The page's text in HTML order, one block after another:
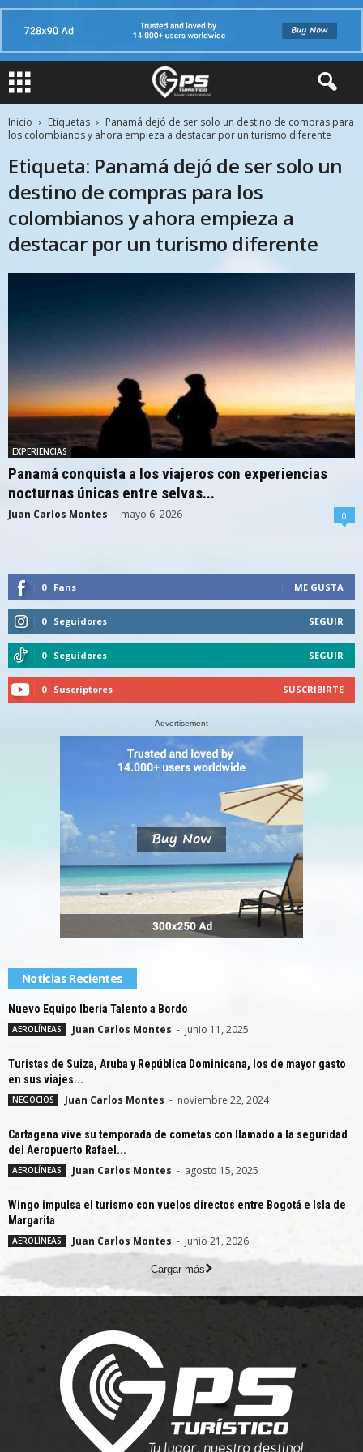
Inicio Etiquetas
Panamá dejó de ser solo un destino de compras para
los colombianos y ahora empieza a destacar por un turismo diferente
Etiqueta: Panamá dejó de ser solo un
destino de compras para los
colombianos y ahora empieza a
destacar por un turismo diferente
EXPERIENCIAS
Panamá conquista a los viajeros con experiencias
nocturnas únicas entre selvas...
Juan Carlos Montes - mayo 6, 2026 0
0 Fans ME GUSTA
0 Seguidores SEGUIR
0 Seguidores SEGUIR
0 Suscriptores SUSCRIBIRTE
- Advertisement -
Noticias Recientes
Nuevo Equipo Iberia Talento a Bordo
AEROLÍNEAS Juan Carlos Montes - junio 11, 2025
Turistas de Suiza, Aruba y República Dominicana, los de mayor gasto
en sus viajes...
NEGOCIOS Juan Carlos Montes - noviembre 22, 2024
Cartagena vive su temporada de cometas con llamado a la seguridad
del Aeropuerto Rafael...
AEROLÍNEAS Juan Carlos Montes - agosto 15, 2025
Wingo impulsa el turismo con vuelos directos entre Bogotá e Isla de
Margarita
AEROLÍNEAS Juan Carlos Montes - junio 21, 2026
Cargar más